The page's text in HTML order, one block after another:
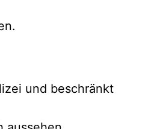
und beschränkt